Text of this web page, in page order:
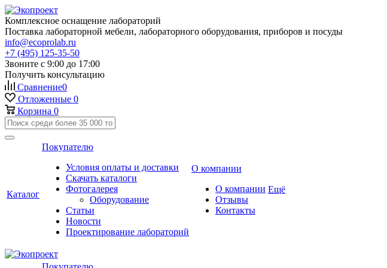
Комплексное оснащение лабораторий
Поставка лабораторной мебели, лабораторного оборудования, приборов и посуды
info@ecoprolab.ru
+7 (495) 125-35-50
Звоните с 9:00 до 17:00
Получить консультацию
Сравнение0
Отложенные 0
Корзина 0
Каталог
Покупателю
Условия оплаты и доставки
Скачать каталоги
Фотогалерея
Оборудование
Статьи
Новости
Проектирование лабораторий
О компании
О компании
Отзывы
Контакты
Ещё